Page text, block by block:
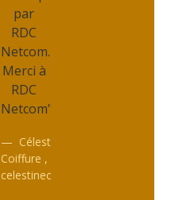
par
RDC
Netcom.
Merci à
RDC
Netcom"
Célestine
Coiffure ,
celestinecoiffure.net